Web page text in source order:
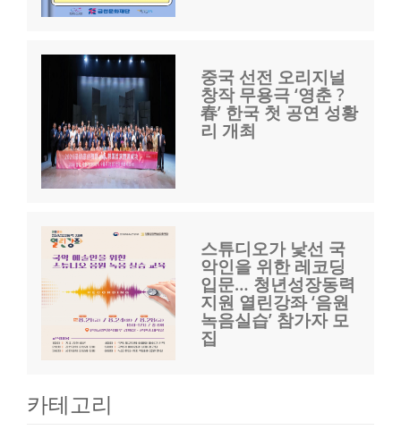
중국 선전 오리지널
창작 무용극 ‘영춘 ?
春’ 한국 첫 공연 성황
리 개최
스튜디오가 낯선 국
악인을 위한 레코딩
입문… 청년성장동력
지원 열린강좌 ‘음원
녹음실습’ 참가자 모
집
카테고리